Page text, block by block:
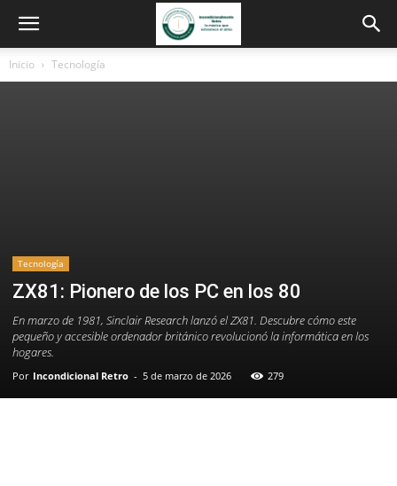
Inicio Tecnología
Tecnología
ZX81: Pionero de los PC en los 80
En marzo de 1981, Sinclair Research lanzó el ZX81. Descubre cómo este
pequeño y accesible ordenador británico revolucionó la informática en los
hogares.
Por Incondicional Retro - 5 de marzo de 2026 279